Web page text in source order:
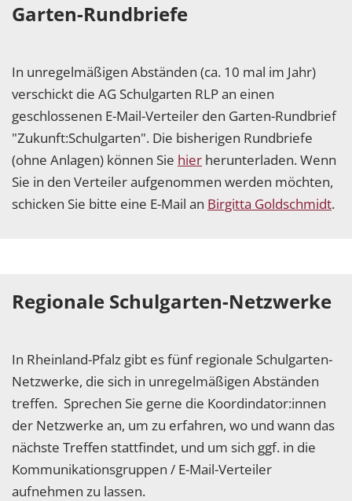
Garten-Rundbriefe
In unregelmäßigen Abständen (ca. 10 mal im Jahr)
verschickt die AG Schulgarten RLP an einen
geschlossenen E-Mail-Verteiler den Garten-Rundbrief
"Zukunft:Schulgarten". Die bisherigen Rundbriefe
(ohne Anlagen) können Sie hier herunterladen. Wenn
Sie in den Verteiler aufgenommen werden möchten,
schicken Sie bitte eine E-Mail an Birgitta Goldschmidt.
Regionale Schulgarten-Netzwerke
In Rheinland-Pfalz gibt es fünf regionale Schulgarten-
Netzwerke, die sich in unregelmäßigen Abständen
treffen. Sprechen Sie gerne die Koordindator:innen
der Netzwerke an, um zu erfahren, wo und wann das
nächste Treffen stattfindet, und um sich ggf. in die
Kommunikationsgruppen / E-Mail-Verteiler
aufnehmen zu lassen.